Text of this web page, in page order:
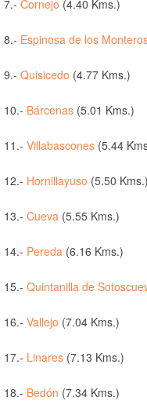
7.- Cornejo (4.40 Kms.)
8.- Espinosa de los
9.- Quisicedo (4.77 Kms.)
10.- Bárcenas (5.01 Kms.)
11.- Villabascones (5.44
12.- Hornillayuso (5.50 Kms.)
13.- Cueva (5.55 Kms.)
14.- Pereda (6.16 Kms.)
15.- Quintanilla de
16.- Vallejo (7.04 Kms.)
17.- Linares (7.13 Kms.)
18.- Bedón (7.34 Kms.)